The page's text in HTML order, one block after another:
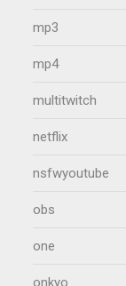
mp3
mp4
multitwitch
netflix
nsfwyoutube
obs
one
onkyo